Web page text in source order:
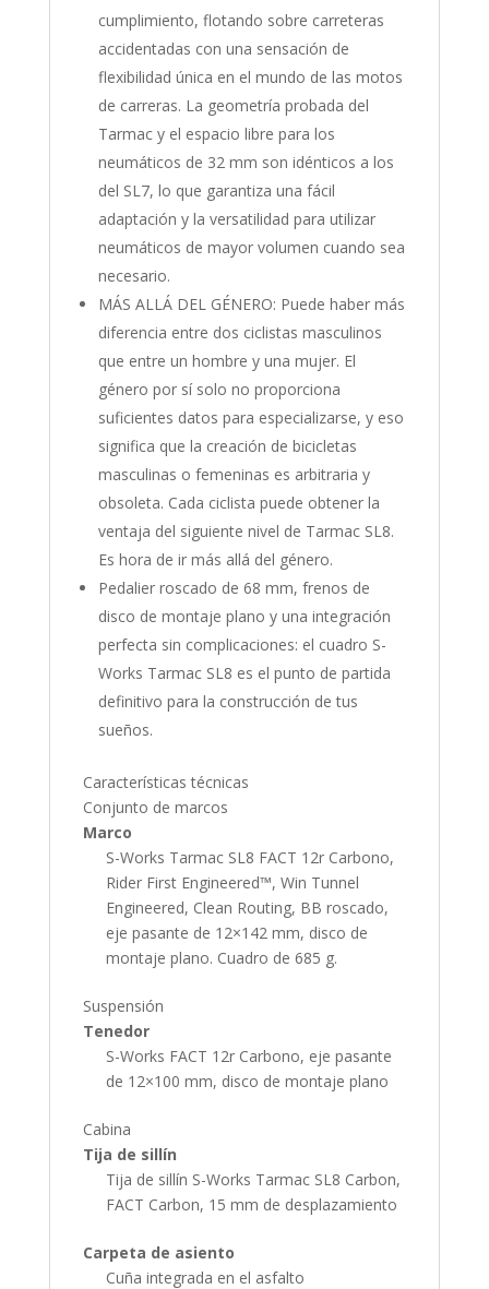
cumplimiento, flotando sobre carreteras
accidentadas con una sensación de
flexibilidad única en el mundo de las motos
de carreras. La geometría probada del
Tarmac y el espacio libre para los
neumáticos de 32 mm son idénticos a los
del SL7, lo que garantiza una fácil
adaptación y la versatilidad para utilizar
neumáticos de mayor volumen cuando sea
necesario.
MÁS ALLÁ DEL GÉNERO: Puede haber más
diferencia entre dos ciclistas masculinos
que entre un hombre y una mujer. El
género por sí solo no proporciona
suficientes datos para especializarse, y eso
significa que la creación de bicicletas
masculinas o femeninas es arbitraria y
obsoleta. Cada ciclista puede obtener la
ventaja del siguiente nivel de Tarmac SL8.
Es hora de ir más allá del género.
Pedalier roscado de 68 mm, frenos de
disco de montaje plano y una integración
perfecta sin complicaciones: el cuadro S-
Works Tarmac SL8 es el punto de partida
definitivo para la construcción de tus
sueños.
Características técnicas
Conjunto de marcos
Marco
S-Works Tarmac SL8 FACT 12r Carbono,
Rider First Engineered™, Win Tunnel
Engineered, Clean Routing, BB roscado,
eje pasante de 12×142 mm, disco de
montaje plano. Cuadro de 685 g.
Suspensión
Tenedor
S-Works FACT 12r Carbono, eje pasante
de 12×100 mm, disco de montaje plano
Cabina
Tija de sillín
Tija de sillín S-Works Tarmac SL8 Carbon,
FACT Carbon, 15 mm de desplazamiento
Carpeta de asiento
Cuña integrada en el asfalto